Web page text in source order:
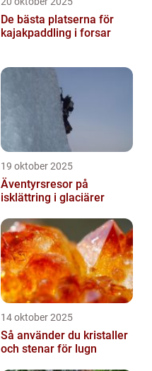
De bästa platserna för
kajakpaddling i forsar
19 oktober 2025
Äventyrsresor på
isklättring i glaciärer
14 oktober 2025
Så använder du kristaller
och stenar för lugn